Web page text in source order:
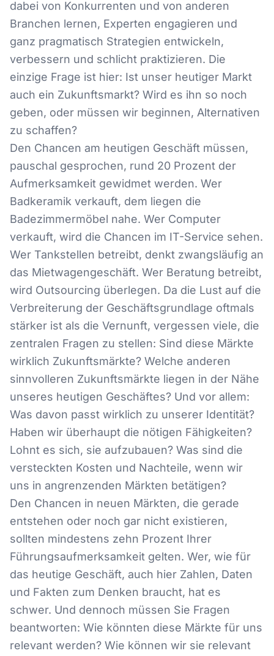
dabei von Konkurrenten und von anderen
Branchen lernen, Experten engagieren und
ganz pragmatisch Strategien entwickeln,
verbessern und schlicht praktizieren. Die
einzige Frage ist hier: Ist unser heutiger Markt
auch ein Zukunftsmarkt? Wird es ihn so noch
geben, oder müssen wir beginnen, Alternativen
zu schaffen?
Den Chancen am heutigen Geschäft müssen,
pauschal gesprochen, rund 20 Prozent der
Aufmerksamkeit gewidmet werden. Wer
Badkeramik verkauft, dem liegen die
Badezimmermöbel nahe. Wer Computer
verkauft, wird die Chancen im IT-Service sehen.
Wer Tankstellen betreibt, denkt zwangsläufig an
das Mietwagengeschäft. Wer Beratung betreibt,
wird Outsourcing überlegen. Da die Lust auf die
Verbreiterung der Geschäftsgrundlage oftmals
stärker ist als die Vernunft, vergessen viele, die
zentralen Fragen zu stellen: Sind diese Märkte
wirklich Zukunftsmärkte? Welche anderen
sinnvolleren Zukunftsmärkte liegen in der Nähe
unseres heutigen Geschäftes? Und vor allem:
Was davon passt wirklich zu unserer Identität?
Haben wir überhaupt die nötigen Fähigkeiten?
Lohnt es sich, sie aufzubauen? Was sind die
versteckten Kosten und Nachteile, wenn wir
uns in angrenzenden Märkten betätigen?
Den Chancen in neuen Märkten, die gerade
entstehen oder noch gar nicht existieren,
sollten mindestens zehn Prozent Ihrer
Führungsaufmerksamkeit gelten. Wer, wie für
das heutige Geschäft, auch hier Zahlen, Daten
und Fakten zum Denken braucht, hat es
schwer. Und dennoch müssen Sie Fragen
beantworten: Wie könnten diese Märkte für uns
relevant werden? Wie können wir sie relevant